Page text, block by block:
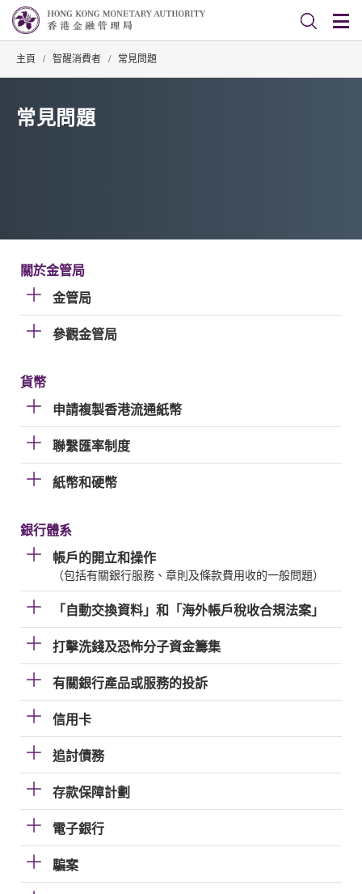
主頁 / 智醒消費者 / 常見問題
常見問題
關於金管局
金管局
參觀金管局
貨幣
申請複製香港流通紙幣
聯繫匯率制度
紙幣和硬幣
銀行體系
帳戶的開立和操作
（包括有關銀行服務、章則及條款費用收的一般問題）
「自動交換資料」和「海外帳戶稅收合規法案」
打擊洗錢及恐怖分子資金籌集
有關銀行產品或服務的投訴
信用卡
追討債務
存款保障計劃
電子銀行
騙案